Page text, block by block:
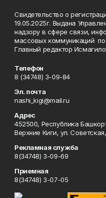
Свидетельство о
19.05.2025г. Выдана
надзору в сфере связи,
массовых коммуникаций по
Главный редактор
Телефон
8 (34748) 3-09-84
Эл. почта
nashi_kigi@mail.ru
Адрес
452500, Республика
Верхние Киги, ул. Советская,
Рекламная служба
8(34748) 3-09-69
Приемная
8(34748) 3-07-05